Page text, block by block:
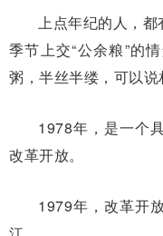
上点年纪的人，
季节上交“公余粮”的
粥，半丝半缕，可以说
1978年，是一个
改革开放。
1979年，改革开